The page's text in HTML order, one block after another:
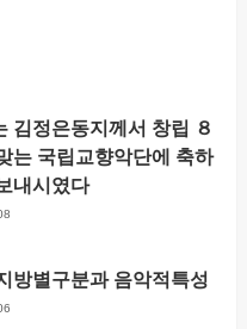
김정은동지께서 창립 ８
는 국립교향악단에 축하
내시였다
방별구분과 음악적특성